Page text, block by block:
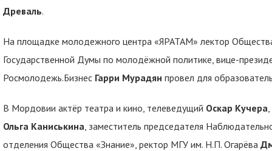
Древаль.
На площадке молодежного центра «ЯРАТАМ» лектор
Государственной Думы по молодёжной политике, вице-
Росмолодежь.Бизнес Гарри Мурадян провел для
В Мордовии актёр театра и кино, телеведущий Оскар Кучера
Ольга Каниськина, заместитель председателя
отделения Общества «Знание», ректор МГУ им. Н.П. Огарёва